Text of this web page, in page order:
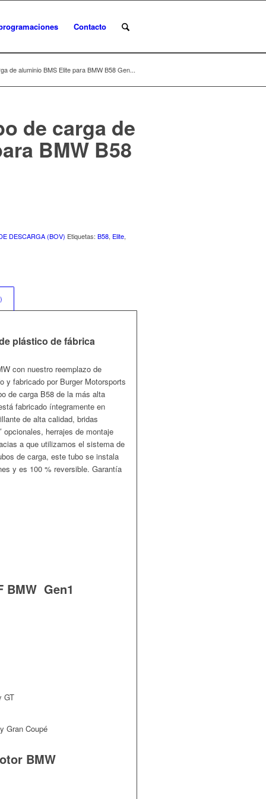
Contacto
de aluminio BMS Elite para BMW B58 Gen...
de carga de
BMW B58
DESCARGA (BOV) Etiquetas:B58, Elite,
plástico de fábrica
con nuestro reemplazo de
y fabricado por Burger Motorsports
de carga B58 de la más alta
fabricado íntegramente en
de alta calidad, bridas
opcionales, herrajes de montaje
a que utilizamos el sistema de
de carga, este tubo se instala
y es 100 % reversible. Garantía
BMW Gen1
GT
Gran Coupé
BMW